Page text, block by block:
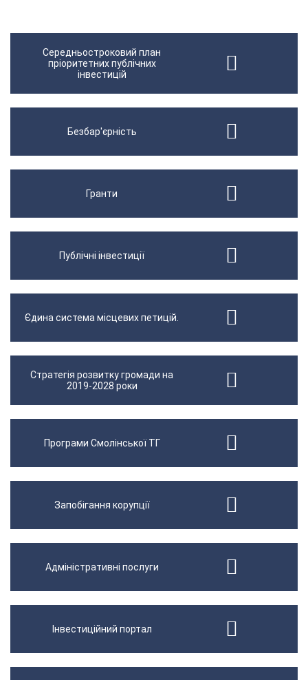
Середньостроковий план
пріоритетних публічних
інвестицій
Безбар'єрність
Гранти
Публічні інвестиції
Єдина система місцевих петицій.
Стратегія розвитку громади на
2019-2028 роки
Програми Смолінської ТГ
Запобігання корупції
Адміністративні послуги
Інвестиційний портал